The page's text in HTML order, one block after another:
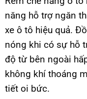
năng hỗ trợ ngăn
xe ô tô hiệu quả.
nóng khi có sự hỗ
độ từ bên ngoài
không khí thoáng
tiết oi bức.